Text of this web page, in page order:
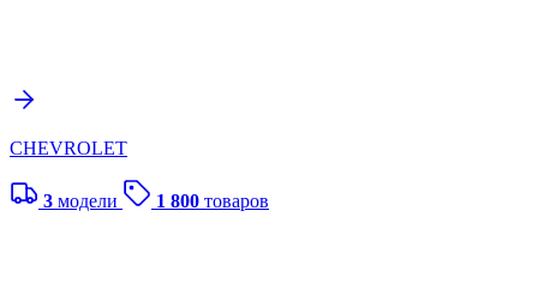
CHEVROLET
3 модели 1 800 товаров